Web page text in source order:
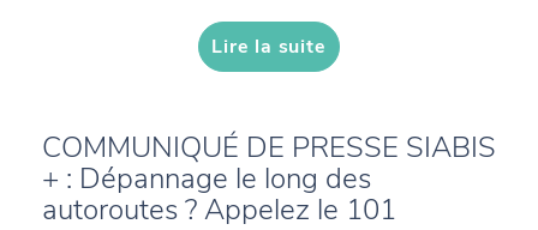
Lire la suite
COMMUNIQUÉ DE PRESSE SIABIS
+ : Dépannage le long des
autoroutes ? Appelez le 101